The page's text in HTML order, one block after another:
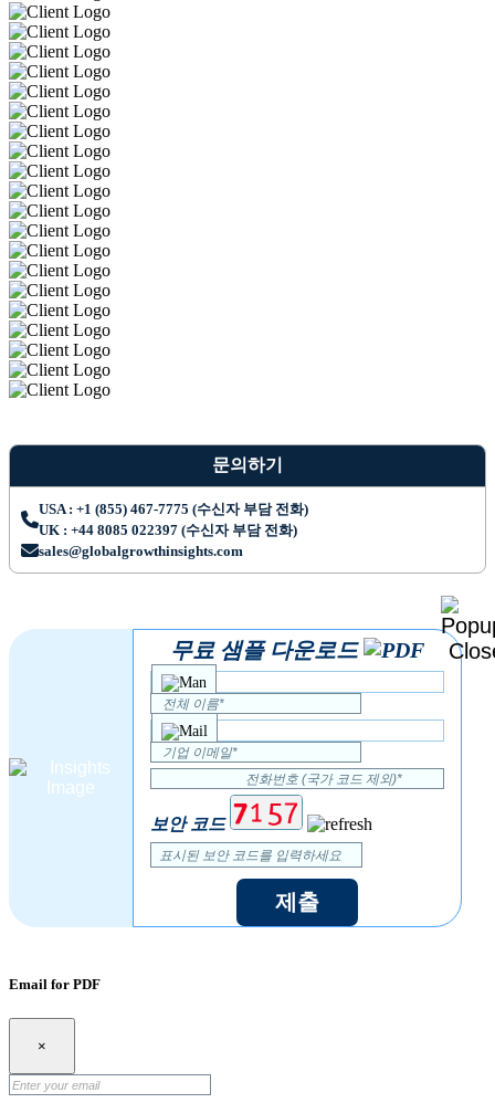
문의하기
USA : +1 (855) 467-7775 (수신자 부담 전화)
UK : +44 8085 022397 (수신자 부담 전화)
sales@globalgrowthinsights.com
무료 샘플 다운로드
보안 코드
제출
Email for PDF
×